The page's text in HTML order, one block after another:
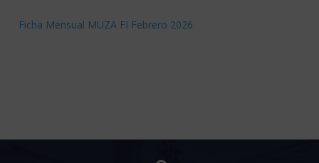
Ficha Mensual MUZA FI Febrero 2026